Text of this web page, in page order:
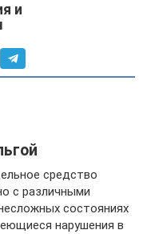
и
средство
с различными
состояниях
нарушения в